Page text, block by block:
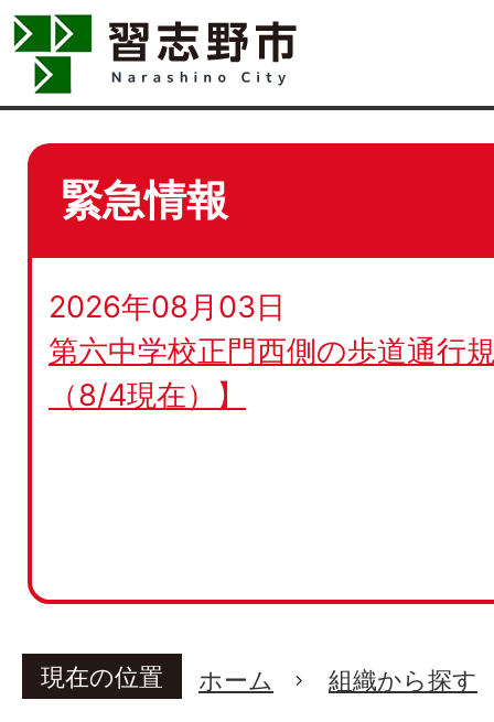
緊急情報
2026年08月03日
第六中学校正門西側の歩道通行
（8/4現在）】
現在の位置 ホーム 組織から探す